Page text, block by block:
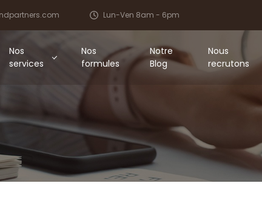
Lun-Ven 8am - 6pm
Nos
services
Nos
formules
Notre
Blog
Nous
recrutons